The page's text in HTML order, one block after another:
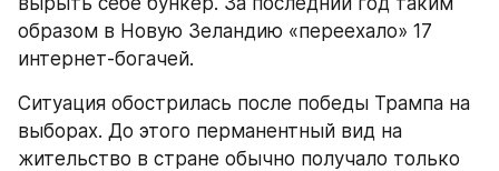
образом в Новую Зеландию «переехало» 17
интернет-богачей.
Ситуация обострилась после победы Трампа на
выборах. До этого перманентный вид на
жительство в стране обычно получало только